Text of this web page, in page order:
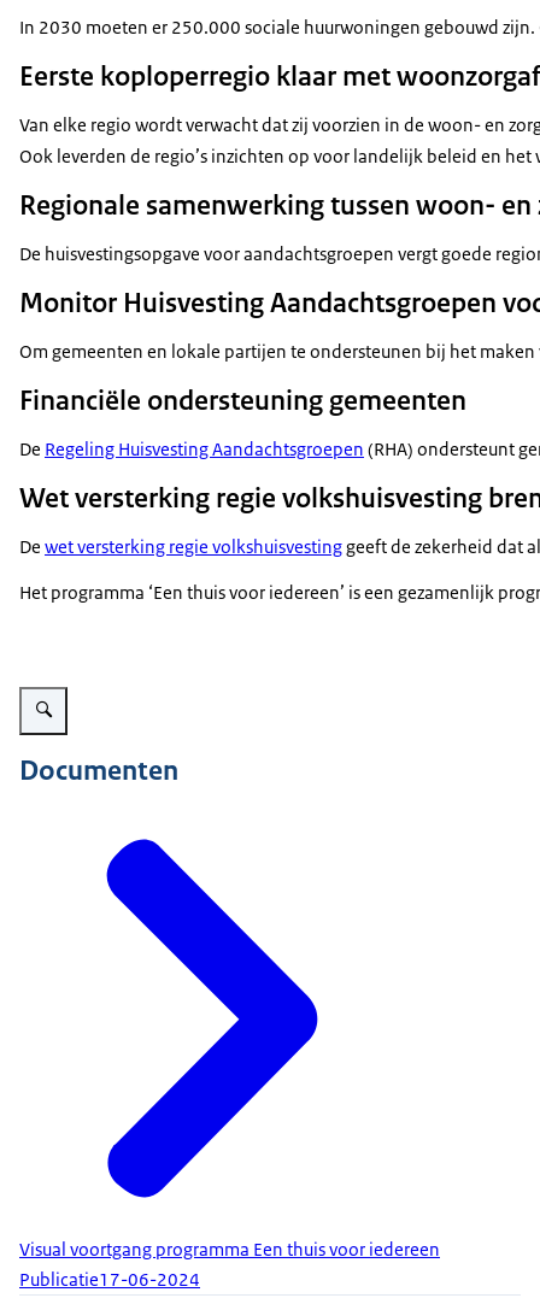
In 2030 moeten er 250.000 sociale huurwoningen gebouwd
Eerste koploperregio klaar met
Van elke regio wordt verwacht dat zij voorzien in de woon- en
Ook leverden de regio’s inzichten op voor landelijk beleid en
Regionale samenwerking tussen woon-
De huisvestingsopgave voor aandachtsgroepen vergt goede
Monitor Huisvesting Aandachtsgroepen
Om gemeenten en lokale partijen te ondersteunen bij het
Financiële ondersteuning gemeenten
De Regeling Huisvesting Aandachtsgroepen (RHA) ondersteunt
Wet versterking regie volkshuisvesting
De wet versterking regie volkshuisvestinggeeft de zekerheid dat
Het programma ‘Een thuis voor iedereen’ is een gezamenlijk
Vergroot afbeelding Visual voortgang programma Een thuis voor iedereen
Documenten
Visual voortgang programma Een thuis voor iedereen
Publicatie17-06-2024